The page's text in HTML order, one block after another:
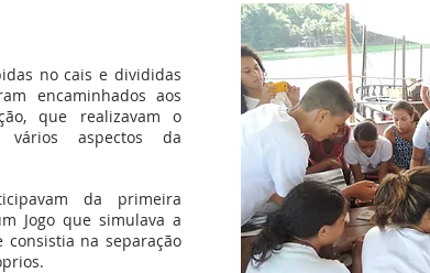
no cais e divididas
encaminhados aos
que realizavam o
aspectos da
da primeira
Jogo que simulava a
na separação